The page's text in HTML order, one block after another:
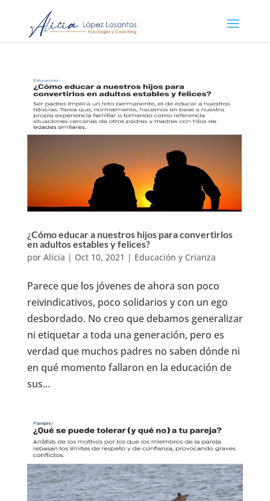
¿Cómo educar a nuestros hijos para convertirlos
en adultos estables y felices?
por Alicia | Oct 10, 2021 | Educación y Crianza
Parece que los jóvenes de ahora son poco
reivindicativos, poco solidarios y con un ego
desbordado. No creo que debamos generalizar
ni etiquetar a toda una generación, pero es
verdad que muchos padres no saben dónde ni
en qué momento fallaron en la educación de
sus...